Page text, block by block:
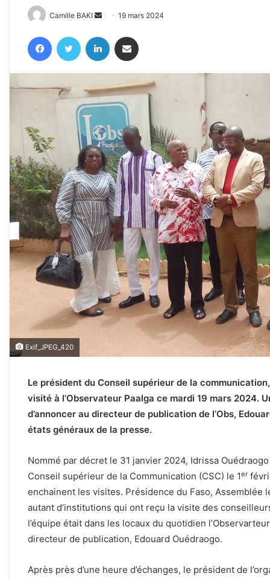
Camille BAKI
Envoyer
courriel
19 mars 2024
FacebookTwitter Linkedin
Exif_JPEG_420
Le président du Conseil supérieur de la
visité à l’Observateur Paalga ce mardi 19 mars 2024.
d’annoncer au directeur de publication de l’Obs,
états généraux de la presse.
Nommé par décret le 31 janvier 2024, Idrissa
Conseil supérieur de la Communication (CSC) le 1er
enchainent les visites. Présidence du Faso, Assemblée
autant d’institutions qui ont reçu la visite des
l’équipe était dans les locaux du quotidien
directeur de publication, Edouard Ouédraogo.
Après près d’une heure d’échanges, le président de